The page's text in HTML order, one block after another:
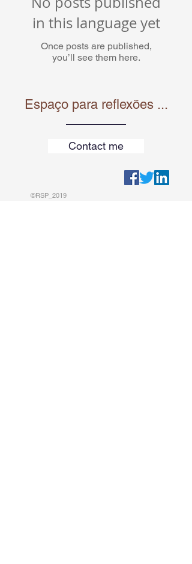
in this language yet
Once posts are published,
you’ll see them here.
Espaço para reflexões ...
Contact me
©RSP_2019